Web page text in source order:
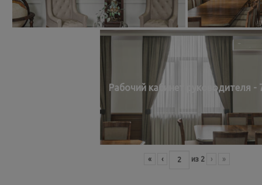
Рабочий кабинет руководителя -
« ‹ из 2 › »